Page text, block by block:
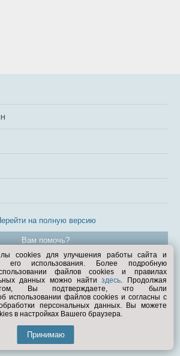
на полную версию
Вам помочь?
© Exist.ru 1998—2026
cookies для улучшения работы сайта и
его использования. Более подробную
файлов cookies и правилах
данных можно найтиздесь. Продолжая
Вы подтверждаете, что были
использовании файлов cookies и согласны с
персональных данных. Вы можете
в настройках Вашего браузера.
Принимаю